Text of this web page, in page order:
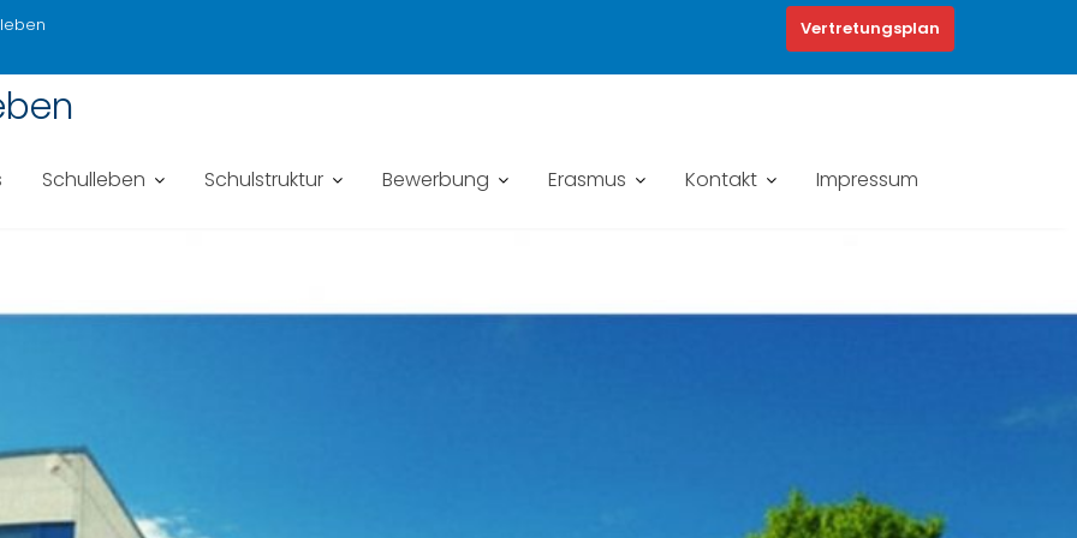
Vertretungsplan
Schulleben Schulstruktur Bewerbung Erasmus Kontakt Impressum